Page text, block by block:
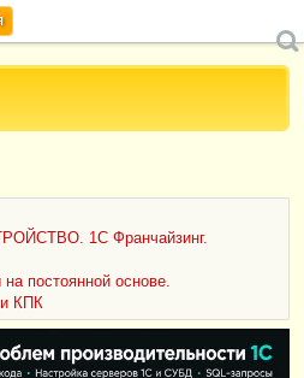
1С Франчайзинг.
постоянной основе.
КПК